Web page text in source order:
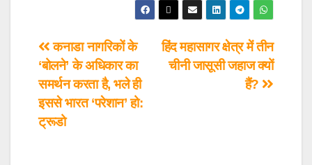
हिंद महासागर क्षेत्र में तीन
चीनी जासूसी जहाज क्यों
हैं?
कनाडा नागरिकों के
‘बोलने’ के अधिकार का
समर्थन करता है, भले ही
इससे भारत ‘परेशान’ हो:
ट्रूडो